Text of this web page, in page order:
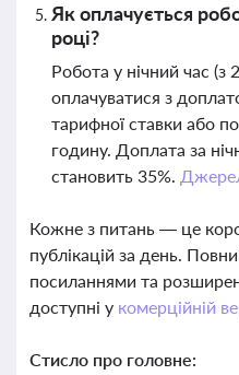
Як оплачується
році?
Робота у нічний час (з
оплачуватися з
тарифної ставки або
годину. Доплата за
становить 35%.
Кожне з питань — це
публікацій за день.
посиланнями та
доступні у комерційній
Стисло про головне: